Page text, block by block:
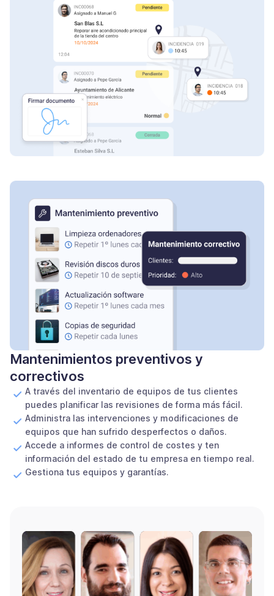
Mantenimientos preventivos y
correctivos
A través del inventario de equipos de tus clientes
puedes planificar las revisiones de forma más fácil.
Administra las intervenciones y modificaciones de
equipos que han sufrido desperfectos o daños.
Accede a informes de control de costes y ten
información del estado de tu empresa en tiempo real.
Gestiona tus equipos y garantías.